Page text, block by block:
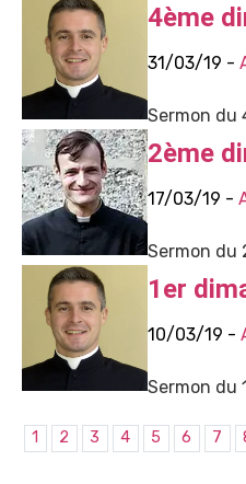
4ème
31/03/19 -
Sermon du
2ème
17/03/19 -
Sermon du
1er
10/03/19 -
Sermon du
1 2 3 4 5 6 7